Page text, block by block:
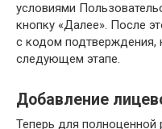
условиями
кнопку «Далее». После
с кодом подтверждения,
следующем этапе.
Добавление
Теперь для полноценной